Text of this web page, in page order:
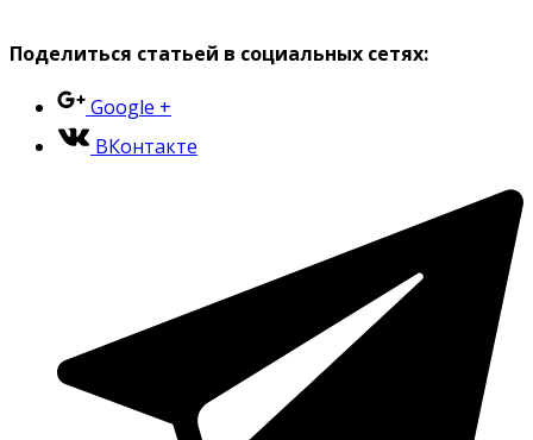
Поделиться статьей в социальных сетях:
Google +
ВКонтакте